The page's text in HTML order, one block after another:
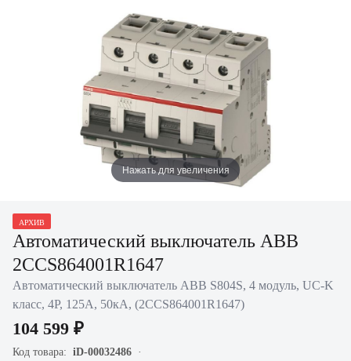
Нажать для увеличения
АРХИВ
Автоматический выключатель ABB
2CCS864001R1647
Автоматический выключатель ABB S804S, 4 модуль, UC-K
класс, 4P, 125А, 50кА, (2CCS864001R1647)
104 599 ₽
Код товара: iD-00032486